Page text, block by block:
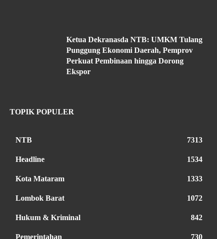
Ketua Dekranasda NTB: UMKM Tulang
Punggung Ekonomi Daerah, Pemprov
Perkuat Pembinaan hingga Dorong
Ekspor
TOPIK POPULER
NTB 7313
Headline 1534
Kota Mataram 1333
Lombok Barat 1072
Hukum & Kriminal 842
Pemerintahan 730